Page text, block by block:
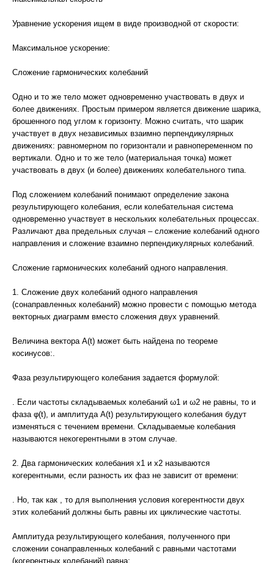
Уравнение ускорения ищем в виде производной от скорости:
Максимальное ускорение:
Сложение гармонических колебаний
Одно и то же тело может одновременно участвовать в двух и
более движениях. Простым примером является движение шарика,
брошенного под углом к горизонту. Можно считать, что шарик
участвует в двух независимых взаимно перпендикулярных
движениях: равномерном по горизонтали и равнопеременном по
вертикали. Одно и то же тело (материальная точка) может
участвовать в двух (и более) движениях колебательного типа.
Под сложением колебаний понимают определение закона
результирующего колебания, если колебательная система
одновременно участвует в нескольких колебательных процессах.
Различают два предельных случая – сложение колебаний одного
направления и сложение взаимно перпендикулярных колебаний.
Сложение гармонических колебаний одного направления.
1. Сложение двух колебаний одного направления
(сонаправленных колебаний) можно провести с помощью метода
векторных диаграмм вместо сложения двух уравнений.
Величина вектора А(t) может быть найдена по теореме
косинусов:.
Фаза результирующего колебания задается формулой:
. Если частоты складываемых колебаний ω1 и ω2 не равны, то и
фаза φ(t), и амплитуда А(t) результирующего колебания будут
изменяться с течением времени. Складываемые колебания
называются некогерентными в этом случае.
2. Два гармонических колебания x1 и x2 называются
когерентными, если разность их фаз не зависит от времени:
. Но, так как , то для выполнения условия когерентности двух
этих колебаний должны быть равны их циклические частоты.
Амплитуда результирующего колебания, полученного при
сложении сонаправленных колебаний с равными частотами
(когерентных колебаний) равна: